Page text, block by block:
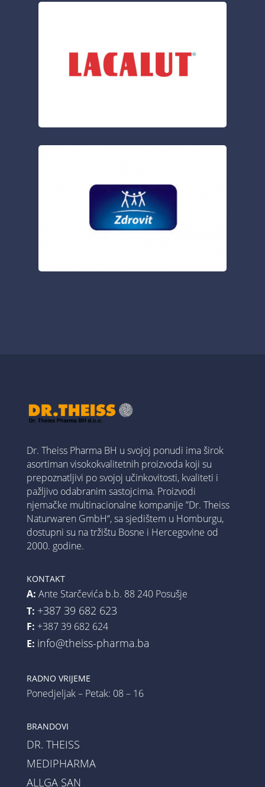
Dr. Theiss Pharma BH u svojoj ponudi ima širok
asortiman visokokvalitetnih proizvoda koji su
prepoznatljivi po svojoj učinkovitosti, kvaliteti i
pažljivo odabranim sastojcima. Proizvodi
njemačke multinacionalne kompanije ”Dr. Theiss
Naturwaren GmbH“, sa sjedištem u Homburgu,
dostupni su na tržištu Bosne i Hercegovine od
2000. godine.
KONTAKT
A: Ante Starčevića b.b. 88 240 Posušje
T: +387 39 682 623
F: +387 39 682 624
E: info@theiss-pharma.ba
RADNO VRIJEME
Ponedjeljak – Petak: 08 – 16
BRANDOVI
DR. THEISS
MEDIPHARMA
ALLGA SAN